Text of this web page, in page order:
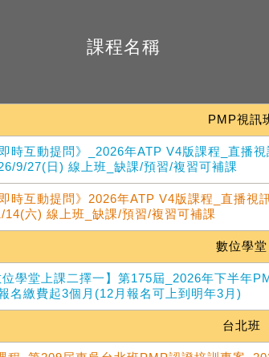
課程名稱
PMP視訊
時互動提問》_2026年ATP V4版課程_直播
9/27(日) 線上班_缺課/預習/複習可補課
時互動提問》2026年ATP V4版課程_直播視
14(六) 線上班_缺課/預習/複習可補課
數位學堂
位學堂上課二擇一】第175屆_2026年下半年
名繳費起3個月(12月報名可上到明年3月)
台北班